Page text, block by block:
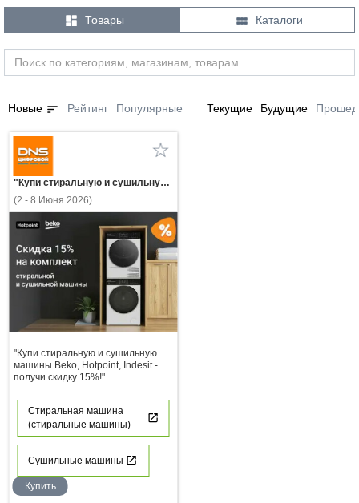
 Товары  Каталоги
Новые sort Рейтинг Популярные Текущие Будущие
"Купи стиральную и сушильную машины Beko, Hotpoint, Indesit - получи скидку 15%!"
(2 - 8 Июня 2026)
"Купи стиральную и сушильную
машины Beko, Hotpoint, Indesit -
получи скидку 15%!"
Стиральная машина
(стиральные машины)
Сушильные машины
Купить